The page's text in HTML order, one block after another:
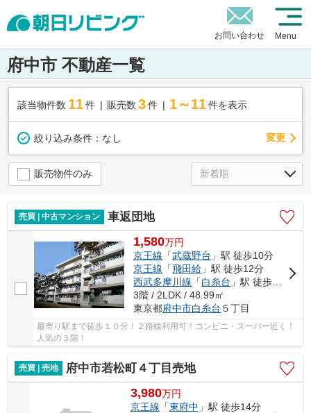
お問い合わせ Menu
府中市 不動産一覧
該当物件数 11件 販売数 3 件 1～11 件を表示
絞り込み条件： なし 変更
販売物件のみ
売買 | 中古マンション 車返団地
1,580万円
京王線 「武蔵野台 」駅 徒歩10分
京王線 「飛田給 」駅 徒歩12分
西武多摩川線 「白糸台 」駅 徒歩17分
3階 / 2LDK / 48.99㎡
東京都府中市白糸台 ５丁目
最寄り駅まで徒歩１０分！２路線利用可！コンビニ・スーパー近く！
人気の３階！
売買 | 売地 府中市若松町４丁目売地
3,980万円
京王線 「東府中 」駅 徒歩14分